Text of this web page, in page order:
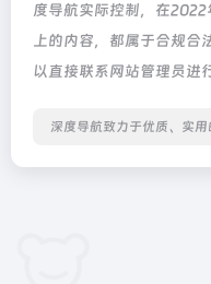
度导航实际控制，在
上的内容，都属于合规
以直接联系网站管理员进
深度导航致力于优质、实用